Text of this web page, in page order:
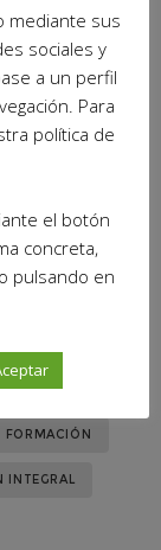
FORMACIÓN
INTEGRAL
mediante sus
sociales y
a un perfil
Para
política de
el botón
concreta,
pulsando en